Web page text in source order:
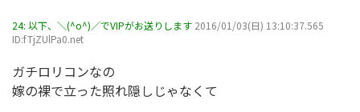
24: 以下、＼(^o^)／でVIPがお送りします 2016/01/03(日) 13:10:37.565
ID:fTjZUlPa0.net
ガチロリコンなの
嫁の裸で立った照れ隠しじゃなくて